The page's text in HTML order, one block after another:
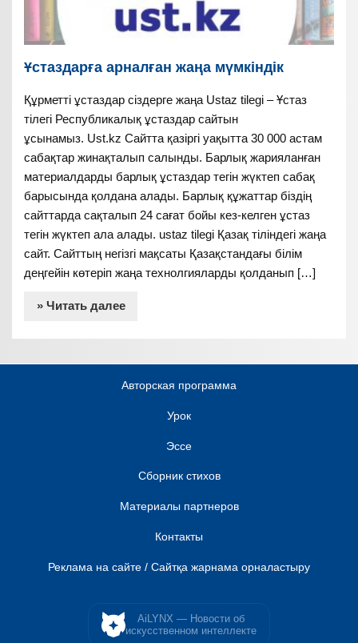
Ұстаздарға арналған жаңа мүмкіндік
Құрметті ұстаздар сіздерге жаңа Ustaz tilegi – Ұстаз
тілегі Республикалық ұстаздар сайтын
ұсынамыз. Ust.kz Сайтта қазіргі уақытта 30 000 астам
сабақтар жинақталып салынды. Барлық жарияланған
материалдарды барлық ұстаздар тегін жүктеп сабақ
барысында қолдана алады. Барлық құжаттар біздің
сайттарда сақталып 24 сағат бойы кез-келген ұстаз
тегін жүктеп ала алады. ustaz tilegi Қазақ тіліндегі жаңа
сайт. Сайттың негізгі мақсаты Қазақстандағы білім
деңгейін көтеріп жаңа технолгияларды қолданып […]
» Читать далее
Авторская программа
Урок
Эссе
Сборник стихов
Материалы партнеров
Контакты
Реклама на сайте / Сайтқа жарнама орналастыру
AiLYNX — Новости об
искусственном интеллекте